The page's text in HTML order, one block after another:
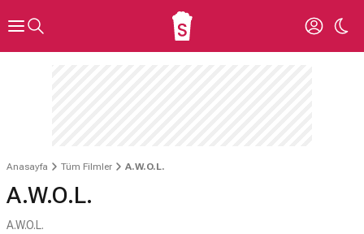
Anasayfa Tüm Filmler A.W.O.L.
A.W.O.L.
A.W.O.L.